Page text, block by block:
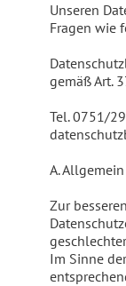
Unseren
Fragen wie
gemäß Art.
Tel. 0751/
A. Allgemein
Zur
Im Sinne